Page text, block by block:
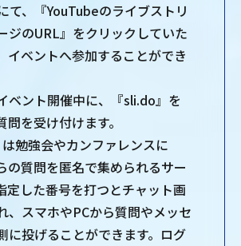
て、『YouTubeのライブストリ
ジのURL』をクリックしていた
イベントへ参加することができ
ベント開催中に、『sli.do』を
問を受け付けます。
勉強会やカンファレンスに
の質問を匿名で集められるサー
定した番号を打つとチャット画
、スマホやPCから質問やメッセ
に投げることができます。ログ